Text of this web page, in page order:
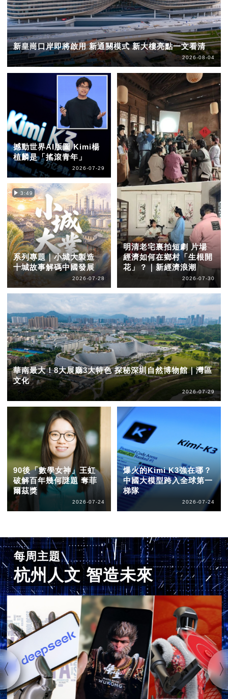
新皇崗口岸即將啟用 新通關模式 新大樓亮點一文看清
2026-08-04
撼動世界AI版圖 Kimi楊
植麟是「搖滾青年」
2026-07-29
3:49
系列專題｜小城大製造
十城故事解碼中國發展
2026-07-28
明清老宅裏拍短劇 片場
經濟如何在鄉村「生根開
花」？｜新經濟浪潮
2026-07-30
華南最大！8大展廳3大特色 探秘深圳自然博物館｜灣區
文化
2026-07-29
90後「數學女神」王虹
破解百年幾何謎題 奪菲
爾茲獎
2026-07-24
爆火的Kimi K3強在哪？
中國大模型跨入全球第一
梯隊
2026-07-24
每周主題
杭州人文 智造未來